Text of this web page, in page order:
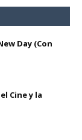
Day (Con
Cine y la